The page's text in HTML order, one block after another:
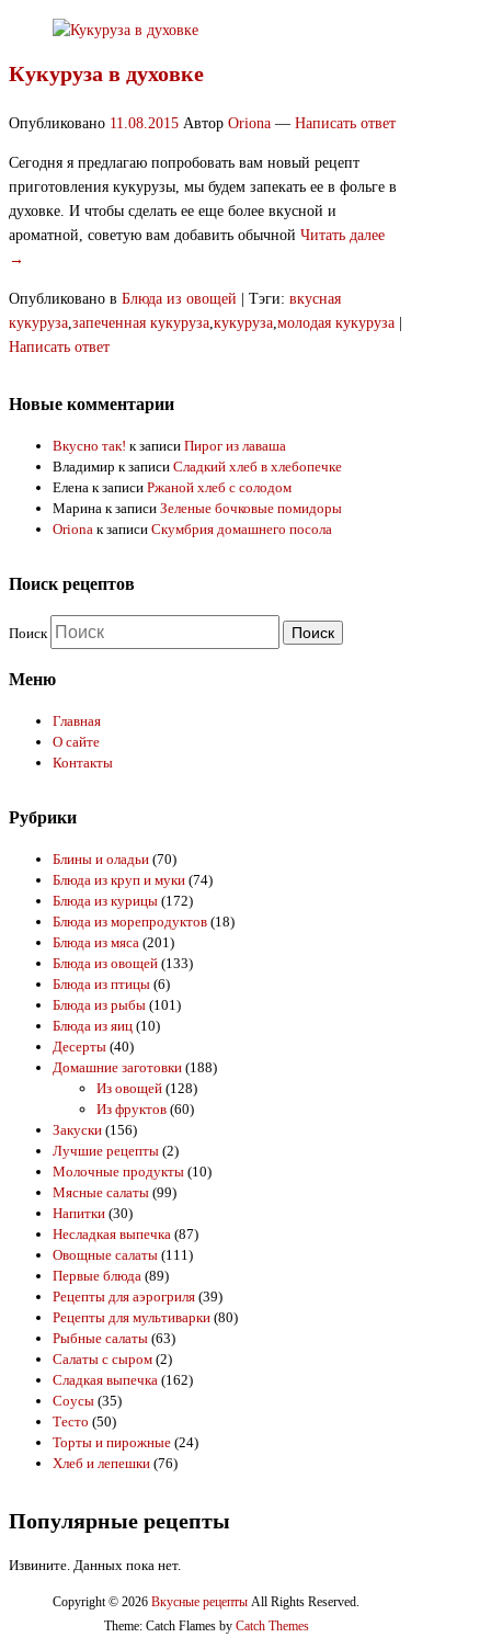
Кукуруза в духовке
Опубликовано 11.08.2015 Автор Oriona — Написать ответ
Сегодня я предлагаю попробовать вам новый рецепт
приготовления кукурузы, мы будем запекать ее в фольге в
духовке. И чтобы сделать ее еще более вкусной и
ароматной, советую вам добавить обычной Читать далее
→
Опубликовано в Блюда из овощей Тэги: вкусная
кукуруза запеченная кукуруза кукуруза молодая кукуруза
Написать ответ
Новые комментарии
Вкусно так! к записи Пирог из лаваша
Владимир к записи Сладкий хлеб в хлебопечке
Елена к записи Ржаной хлеб с солодом
Марина к записи Зеленые бочковые помидоры
Oriona к записи Скумбрия домашнего посола
Поиск рецептов
Поиск
Меню
Главная
О сайте
Контакты
Рубрики
Блины и оладьи (70)
Блюда из круп и муки (74)
Блюда из курицы (172)
Блюда из морепродуктов (18)
Блюда из мяса (201)
Блюда из овощей (133)
Блюда из птицы (6)
Блюда из рыбы (101)
Блюда из яиц (10)
Десерты (40)
Домашние заготовки (188)
Из овощей (128)
Из фруктов (60)
Закуски (156)
Лучшие рецепты (2)
Молочные продукты (10)
Мясные салаты (99)
Напитки (30)
Несладкая выпечка (87)
Овощные салаты (111)
Первые блюда (89)
Рецепты для аэрогриля (39)
Рецепты для мультиварки (80)
Рыбные салаты (63)
Салаты с сыром (2)
Сладкая выпечка (162)
Соусы (35)
Тесто (50)
Торты и пирожные (24)
Хлеб и лепешки (76)
Популярные рецепты
Извините. Данных пока нет.
Copyright © 2026 Вкусные рецепты All Rights Reserved.
Theme: Catch Flames by Catch Themes